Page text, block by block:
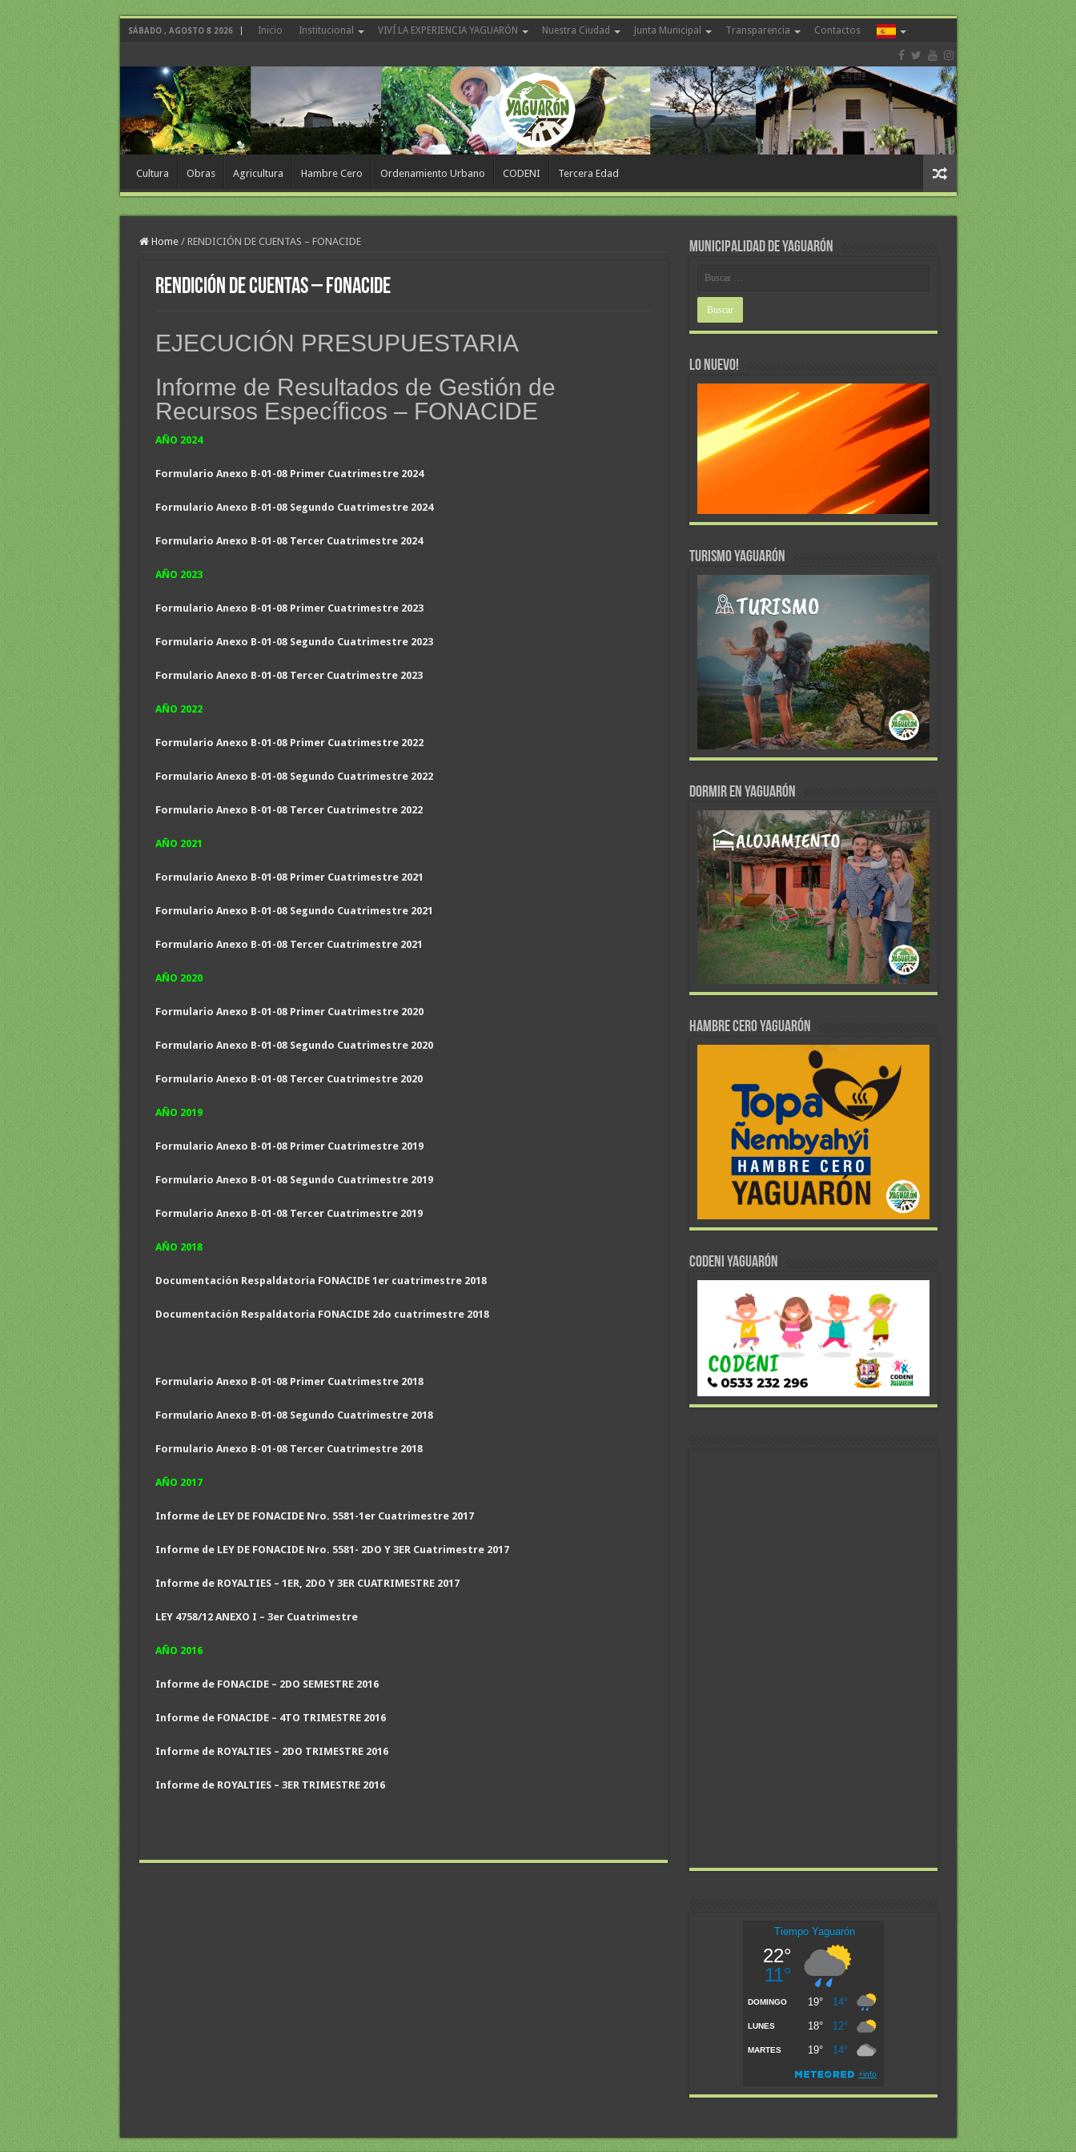
SÁBADO , AGOSTO 8 2026 Inicio Institucional VIVÍ LA EXPERIENCIA YAGUARÓN Nuestra Ciudad Junta Municipal Transparencia Contactos
Cultura Obras Agricultura Hambre Cero Ordenamiento Urbano CODENI Tercera Edad
Home / RENDICIÓN DE CUENTAS – FONACIDE
RENDICIÓN DE CUENTAS – FONACIDE
EJECUCIÓN PRESUPUESTARIA
Informe de Resultados de Gestión de
Recursos Específicos – FONACIDE
AÑO 2024
Formulario Anexo B-01-08 Primer Cuatrimestre 2024
Formulario Anexo B-01-08 Segundo Cuatrimestre 2024
Formulario Anexo B-01-08 Tercer Cuatrimestre 2024
AÑO 2023
Formulario Anexo B-01-08 Primer Cuatrimestre 2023
Formulario Anexo B-01-08 Segundo Cuatrimestre 2023
Formulario Anexo B-01-08 Tercer Cuatrimestre 2023
AÑO 2022
Formulario Anexo B-01-08 Primer Cuatrimestre 2022
Formulario Anexo B-01-08 Segundo Cuatrimestre 2022
Formulario Anexo B-01-08 Tercer Cuatrimestre 2022
AÑO 2021
Formulario Anexo B-01-08 Primer Cuatrimestre 2021
Formulario Anexo B-01-08 Segundo Cuatrimestre 2021
Formulario Anexo B-01-08 Tercer Cuatrimestre 2021
AÑO 2020
Formulario Anexo B-01-08 Primer Cuatrimestre 2020
Formulario Anexo B-01-08 Segundo Cuatrimestre 2020
Formulario Anexo B-01-08 Tercer Cuatrimestre 2020
AÑO 2019
Formulario Anexo B-01-08 Primer Cuatrimestre 2019
Formulario Anexo B-01-08 Segundo Cuatrimestre 2019
Formulario Anexo B-01-08 Tercer Cuatrimestre 2019
AÑO 2018
Documentación Respaldatoria FONACIDE 1er cuatrimestre 2018
Documentación Respaldatoria FONACIDE 2do cuatrimestre 2018
Formulario Anexo B-01-08 Primer Cuatrimestre 2018
Formulario Anexo B-01-08 Segundo Cuatrimestre 2018
Formulario Anexo B-01-08 Tercer Cuatrimestre 2018
AÑO 2017
Informe de LEY DE FONACIDE Nro. 5581-1er Cuatrimestre 2017
Informe de LEY DE FONACIDE Nro. 5581- 2DO Y 3ER Cuatrimestre 2017
Informe de ROYALTIES – 1ER, 2DO Y 3ER CUATRIMESTRE 2017
LEY 4758/12 ANEXO I – 3er Cuatrimestre
AÑO 2016
Informe de FONACIDE – 2DO SEMESTRE 2016
Informe de FONACIDE – 4TO TRIMESTRE 2016
Informe de ROYALTIES – 2DO TRIMESTRE 2016
Informe de ROYALTIES – 3ER TRIMESTRE 2016
MUNICIPALIDAD DE YAGUARÓN
LO NUEVO!
TURISMO YAGUARÓN
DORMIR EN YAGUARÓN
Hambre Cero Yaguarón
CODENI YAGUARÓN